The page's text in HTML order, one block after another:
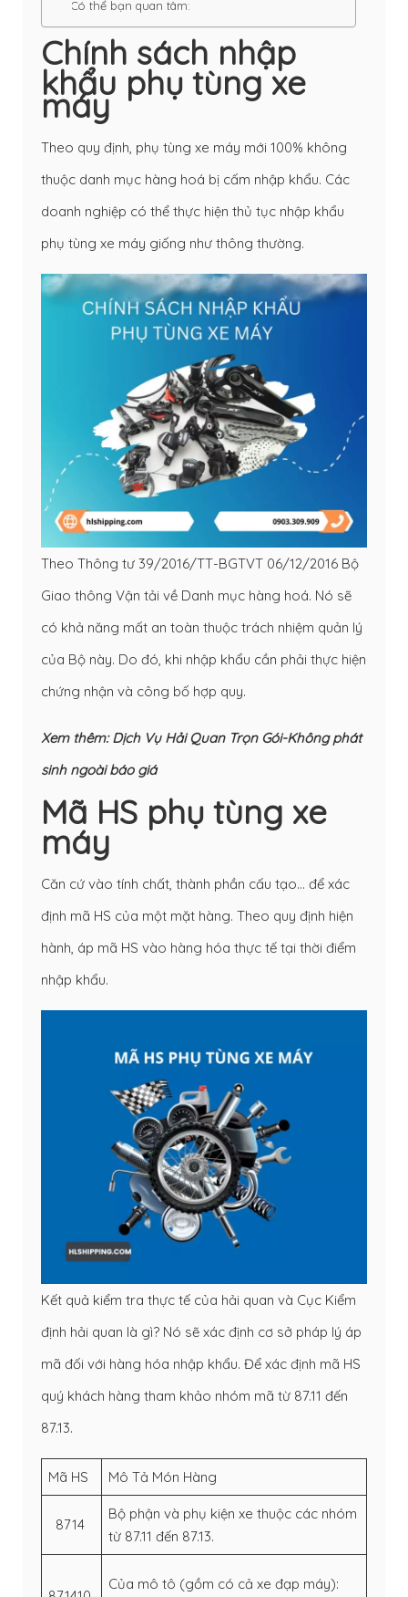
Có thể bạn quan tâm:
Chính sách nhập
khẩu phụ tùng xe
máy
Theo quy định, phụ tùng xe máy mới 100% không
thuộc danh mục hàng hoá bị cấm nhập khẩu. Các
doanh nghiệp có thể thực hiện thủ tục nhập khẩu
phụ tùng xe máy giống như thông thường.
Theo Thông tư 39/2016/TT-BGTVT 06/12/2016 Bộ
Giao thông Vận tải về Danh mục hàng hoá. Nó sẽ
có khả năng mất an toàn thuộc trách nhiệm quản lý
của Bộ này. Do đó, khi nhập khẩu cần phải thực hiện
chứng nhận và công bố hợp quy.
Xem thêm:Dịch Vụ Hải Quan Trọn Gói-Không phát
sinh ngoài báo giá
Mã HS phụ tùng xe
máy
Căn cứ vào tính chất, thành phần cấu tạo… để xác
định mã HS của một mặt hàng. Theo quy định hiện
hành, áp mã HS vào hàng hóa thực tế tại thời điểm
nhập khẩu.
Kết quả kiểm tra thực tế của hải quan và Cục Kiểm
định hải quan là gì? Nó sẽ xác định cơ sở pháp lý áp
mã đối với hàng hóa nhập khẩu. Để xác định mã HS
quý khách hàng tham khảo nhóm mã từ 87.11 đến
87.13.
Mã HS Mô Tả Món Hàng
8714
Bộ phận và phụ kiện xe thuộc các nhóm
từ 87.11 đến 87.13.
Của mô tô (gồm có cả xe đạp máy):